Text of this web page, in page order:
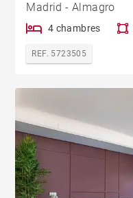
Madrid - Almagro
4 chambres
REF. 5723505